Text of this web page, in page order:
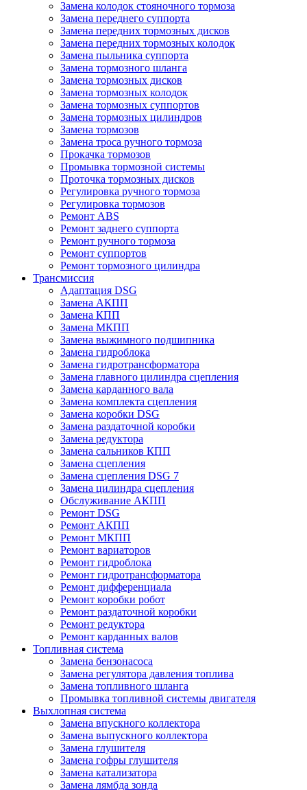
Замена колодок стояночного тормоза
Замена переднего суппорта
Замена передних тормозных дисков
Замена передних тормозных колодок
Замена пыльника суппорта
Замена тормозного шланга
Замена тормозных дисков
Замена тормозных колодок
Замена тормозных суппортов
Замена тормозных цилиндров
Замена тормозов
Замена троса ручного тормоза
Прокачка тормозов
Промывка тормозной системы
Проточка тормозных дисков
Регулировка ручного тормоза
Регулировка тормозов
Ремонт ABS
Ремонт заднего суппорта
Ремонт ручного тормоза
Ремонт суппортов
Ремонт тормозного цилиндра
Трансмиссия
Адаптация DSG
Замена АКПП
Замена КПП
Замена МКПП
Замена выжимного подшипника
Замена гидроблока
Замена гидротрансформатора
Замена главного цилиндра сцепления
Замена карданного вала
Замена комплекта сцепления
Замена коробки DSG
Замена раздаточной коробки
Замена редуктора
Замена сальников КПП
Замена сцепления
Замена сцепления DSG 7
Замена цилиндра сцепления
Обслуживание АКПП
Ремонт DSG
Ремонт АКПП
Ремонт МКПП
Ремонт вариаторов
Ремонт гидроблока
Ремонт гидротрансформатора
Ремонт дифференциала
Ремонт коробки робот
Ремонт раздаточной коробки
Ремонт редуктора
Ремонт карданных валов
Топливная система
Замена бензонасоса
Замена регулятора давления топлива
Замена топливного шланга
Промывка топливной системы двигателя
Выхлопная система
Замена впускного коллектора
Замена выпускного коллектора
Замена глушителя
Замена гофры глушителя
Замена катализатора
Замена лямбда зонда